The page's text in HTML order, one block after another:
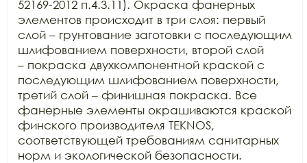
52169-2012 п.4.3.11). Окраска фанерных
элементов происходит в три слоя: первый
слой – грунтование заготовки с последующим
шлифованием поверхности, второй слой
– покраска двухкомпонентной краской с
последующим шлифованием поверхности,
третий слой – финишная покраска. Все
фанерные элементы окрашиваются краской
финского производителя TEKNOS,
соответствующей требованиям санитарных
норм и экологической безопасности.